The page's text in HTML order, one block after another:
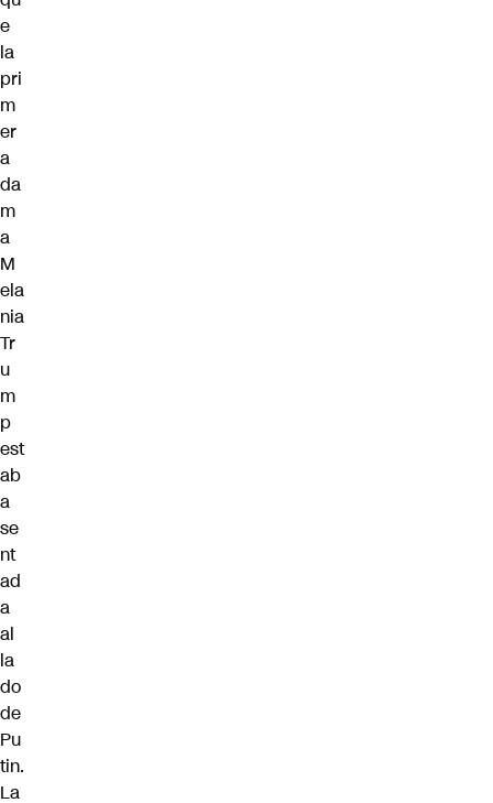
e
la
pri
m
er
a
da
m
a
M
ela
nia
Tr
u
m
p
est
ab
a
se
nt
ad
a
al
la
do
de
Pu
tin.
La